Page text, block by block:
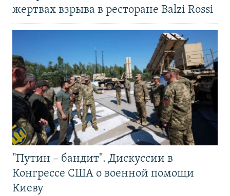
жертвах взрыва в ресторане Balzi Rossi
"Путин – бандит". Дискуссии в
Конгрессе США о военной помощи
Киеву